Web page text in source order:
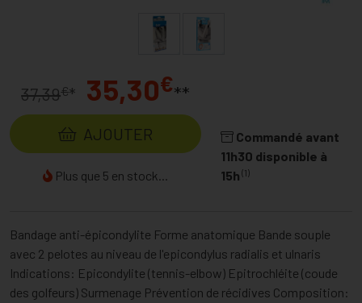
37,39€* 35,30€**
AJOUTER
Plus que 5 en stock...
Commandé avant
11h30 disponible à
15h (1)
Bandage anti-épicondylite Forme anatomique Bande souple
avec 2 pelotes au niveau de l'epicondylus radialis et ulnaris
Indications: Epicondylite (tennis-elbow) Epitrochléite (coude
des golfeurs) Surmenage Prévention de récidives Composition: